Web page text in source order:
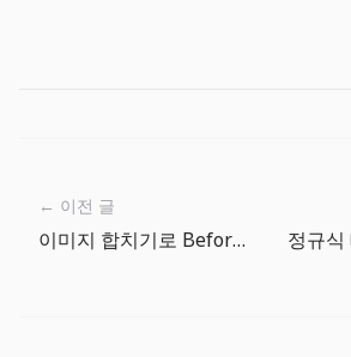
← 이전 글
이미지 합치기로 Before/After 비교 이미지를 빠르게 만들기